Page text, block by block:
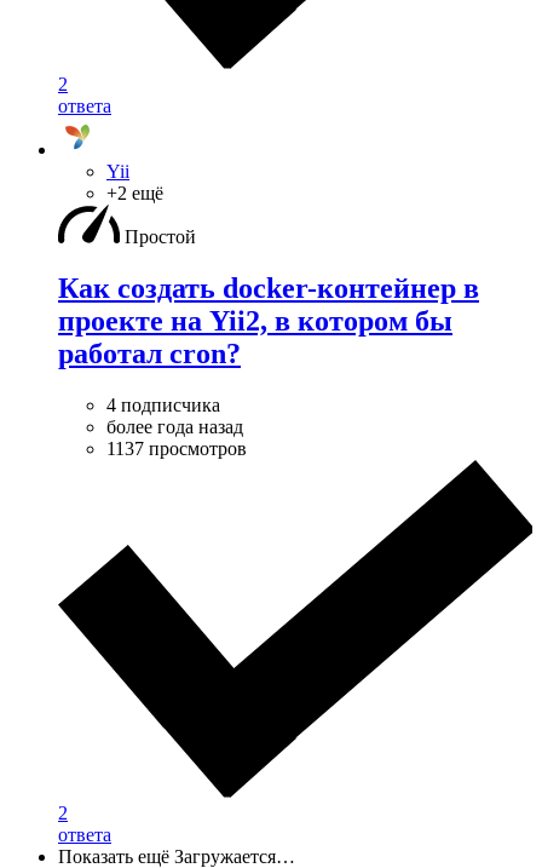
2
ответа
Yii
+2 ещё
Простой
Как создать docker-контейнер в
проекте на Yii2, в котором бы
работал cron?
4 подписчика
более года назад
1137 просмотров
2
ответа
Показать ещё Загружается…